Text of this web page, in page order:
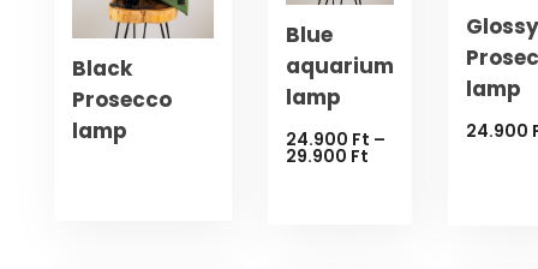
Black
Prosecco
lamp
Blue
aquarium
lamp
24.900 Ft –
29.900 FtÁrtartomány:
Glossy
lamp
24.900